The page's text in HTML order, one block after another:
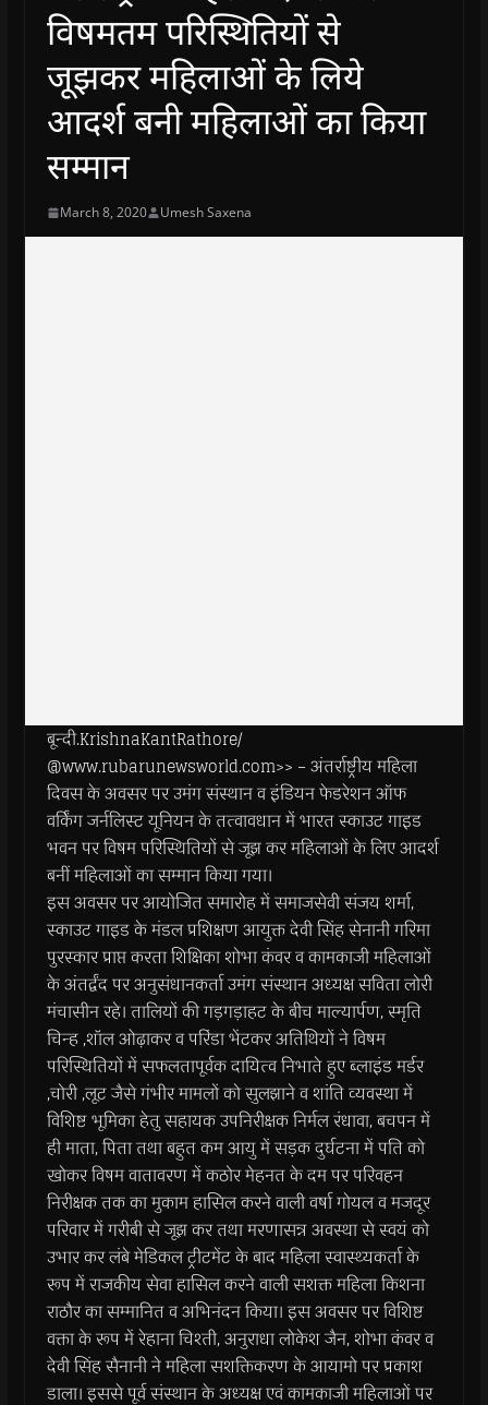
विषमतम परिस्थितियों से
जूझकर महिलाओं के लिये
आदर्श बनी महिलाओं का किया
सम्मान
March 8, 2020 Umesh Saxena
बून्दी.KrishnaKantRathore/
@www.rubarunewsworld.com>> – अंतर्राष्ट्रीय महिला
दिवस के अवसर पर उमंग संस्थान व इंडियन फेडरेशन ऑफ
वर्किंग जर्नलिस्ट यूनियन के तत्वावधान में भारत स्काउट गाइड
भवन पर विषम परिस्थितियों से जूझ कर महिलाओं के लिए आदर्श
बनीं महिलाओं का सम्मान किया गया।
इस अवसर पर आयोजित समारोह में समाजसेवी संजय शर्मा,
स्काउट गाइड के मंडल प्रशिक्षण आयुक्त देवी सिंह सेनानी गरिमा
पुरस्कार प्राप्त करता शिक्षिका शोभा कंवर व कामकाजी महिलाओं
के अंतर्द्वंद पर अनुसंधानकर्ता उमंग संस्थान अध्यक्ष सविता लोरी
मंचासीन रहे। तालियों की गड़गड़ाहट के बीच माल्यार्पण, स्मृति
चिन्ह ,शॉल ओढ़ाकर व परिंडा भेंटकर अतिथियों ने विषम
परिस्थितियों में सफलतापूर्वक दायित्व निभाते हुए ब्लाइंड मर्डर
,चोरी ,लूट जैसे गंभीर मामलों को सुलझाने व शांति व्यवस्था में
विशिष्ट भूमिका हेतु सहायक उपनिरीक्षक निर्मल रंधावा, बचपन में
ही माता, पिता तथा बहुत कम आयु में सड़क दुर्घटना में पति को
खोकर विषम वातावरण में कठोर मेहनत के दम पर परिवहन
निरीक्षक तक का मुकाम हासिल करने वाली वर्षा गोयल व मजदूर
परिवार में गरीबी से जूझ कर तथा मरणासन्न अवस्था से स्वयं को
उभार कर लंबे मेडिकल ट्रीटमेंट के बाद महिला स्वास्थ्यकर्ता के
रूप में राजकीय सेवा हासिल करने वाली सशक्त महिला किशना
राठौर का सम्मानित व अभिनंदन किया। इस अवसर पर विशिष्ट
वक्ता के रूप में रेहाना चिश्ती, अनुराधा लोकेश जैन, शोभा कंवर व
देवी सिंह सैनानी ने महिला सशक्तिकरण के आयामो पर प्रकाश
डाला। इससे पूर्व संस्थान के अध्यक्ष एवं कामकाजी महिलाओं पर